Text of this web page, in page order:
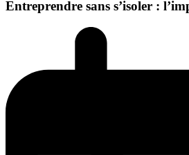
Entreprendre sans s’isoler :